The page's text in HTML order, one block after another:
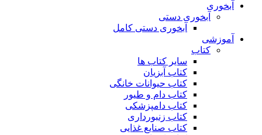
آبخوری
آبخوری دستی
آبخوری دستی کامل
آموزشی
کتاب
سایر کتاب ها
کتاب آبزیان
کتاب حیوانات خانگی
کتاب دام و طیور
کتاب دامپزشکی
کتاب زنبورداری
کتاب صنایع غذایی